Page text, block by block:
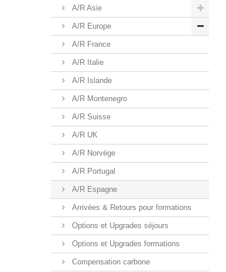
A/R Asie
A/R Europe
A/R France
A/R Italie
A/R Islande
A/R Montenegro
A/R Suisse
A/R UK
A/R Norvège
A/R Portugal
A/R Espagne
Arrivées & Retours pour formations
Options et Upgrades séjours
Options et Upgrades formations
Compensation carbone